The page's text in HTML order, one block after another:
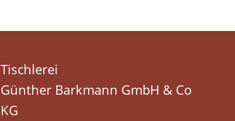
Tischlerei
Günther Barkmann GmbH & Co
KG